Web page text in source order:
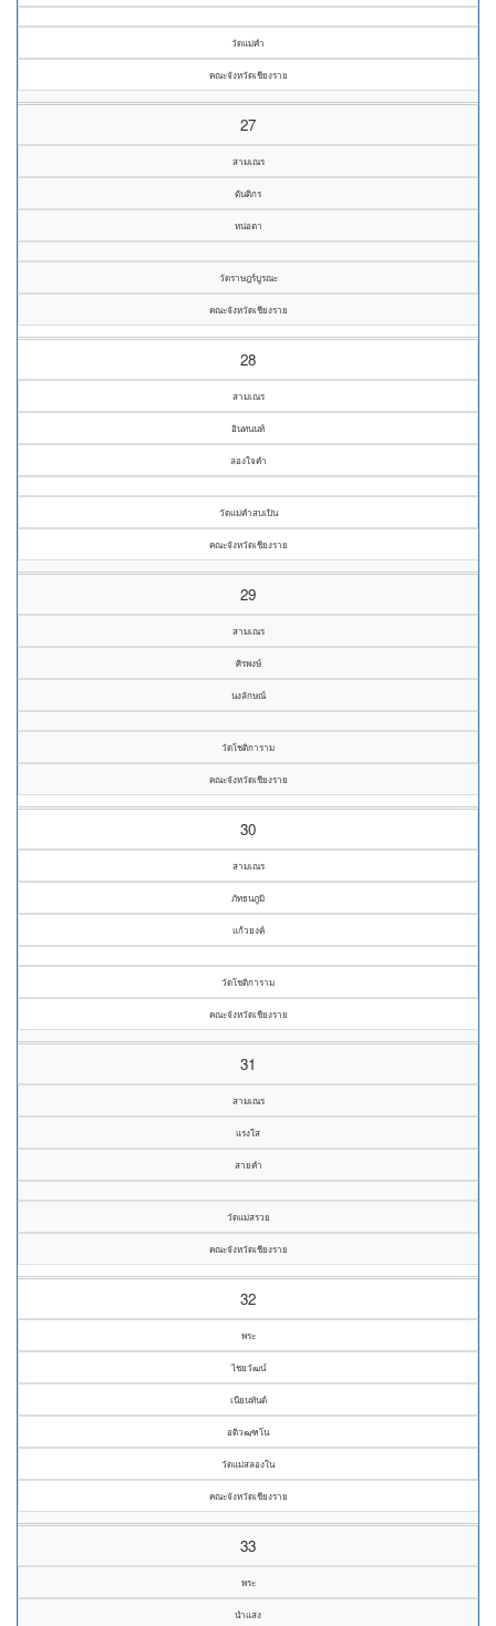
วัดแม่คำ
คณะจังหวัดเชียงราย
27
สามเณร
ตันติกร
หน่อตา
วัดราษฎร์บูรณะ
คณะจังหวัดเชียงราย
28
สามเณร
อินทนนท์
ลองใจคำ
วัดแม่คำสบเปิน
คณะจังหวัดเชียงราย
29
สามเณร
ศิรพงษ์
นงลักษณ์
วัดโชติการาม
คณะจังหวัดเชียงราย
30
สามเณร
ภัทธนภูมิ
แก้วยงค์
วัดโชติการาม
คณะจังหวัดเชียงราย
31
สามเณร
แรงใส
สายคำ
วัดแม่สรวย
คณะจังหวัดเชียงราย
32
พระ
ไชยวัฒน์
เนียนทันต์
อติวฒฺฑโน
วัดแม่สลองใน
คณะจังหวัดเชียงราย
33
พระ
นำแสง